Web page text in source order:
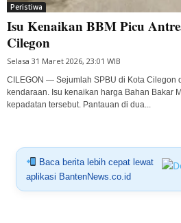
Peristiwa
Isu Kenaikan BBM Picu
Cilegon
Selasa 31 Maret 2026, 23:01 WIB
CILEGON — Sejumlah SPBU di Kota Cilegon
kendaraan. Isu kenaikan harga Bahan Bakar
kepadatan tersebut. Pantauan di dua...
Baca berita lebih cepat lewat
aplikasi BantenNews.co.id